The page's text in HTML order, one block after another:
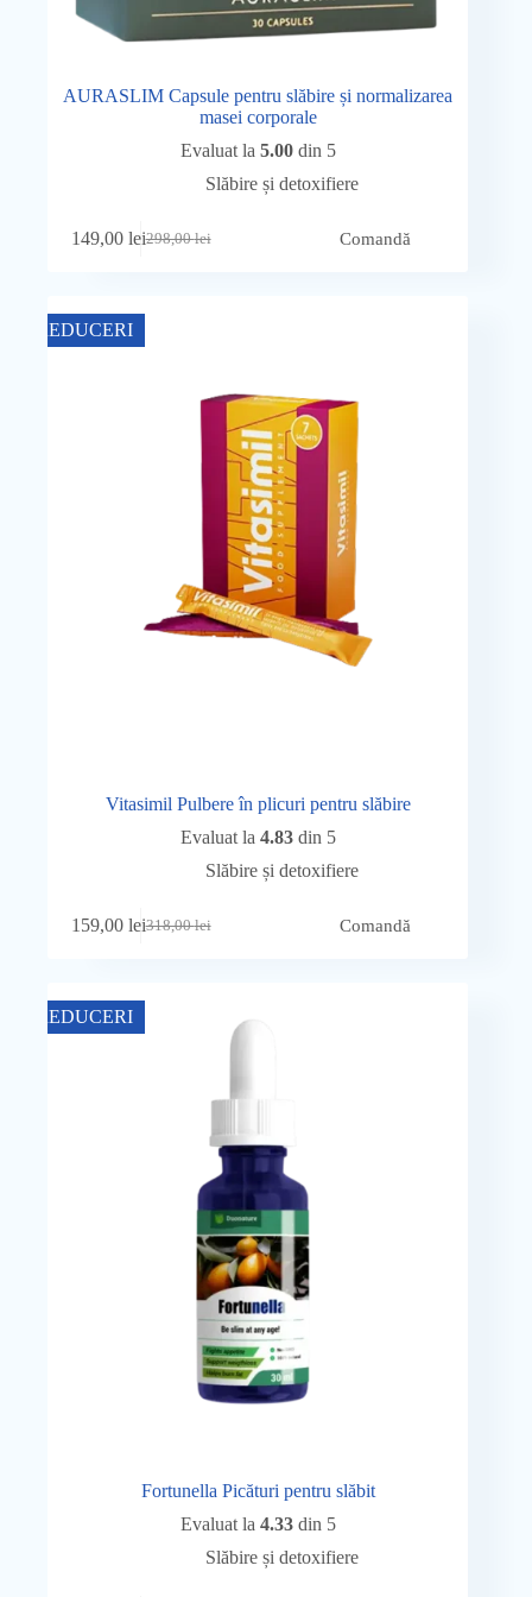
AURASLIM Capsule pentru slăbire și normalizarea
masei corporale
Evaluat la 5.00din 5
Slăbire și detoxifiere
298,00lei
Prețul
fost:
149,00 leiPrețul
149,00 lei.
Comandă
REDUCERI
Vitasimil Pulbere în plicuri pentru slăbire
Evaluat la 4.83din 5
Slăbire și detoxifiere
318,00lei
Prețul
fost:
159,00 leiPrețul
159,00 lei.
Comandă
REDUCERI
Fortunella Picături pentru slăbit
Evaluat la 4.33din 5
Slăbire și detoxifiere